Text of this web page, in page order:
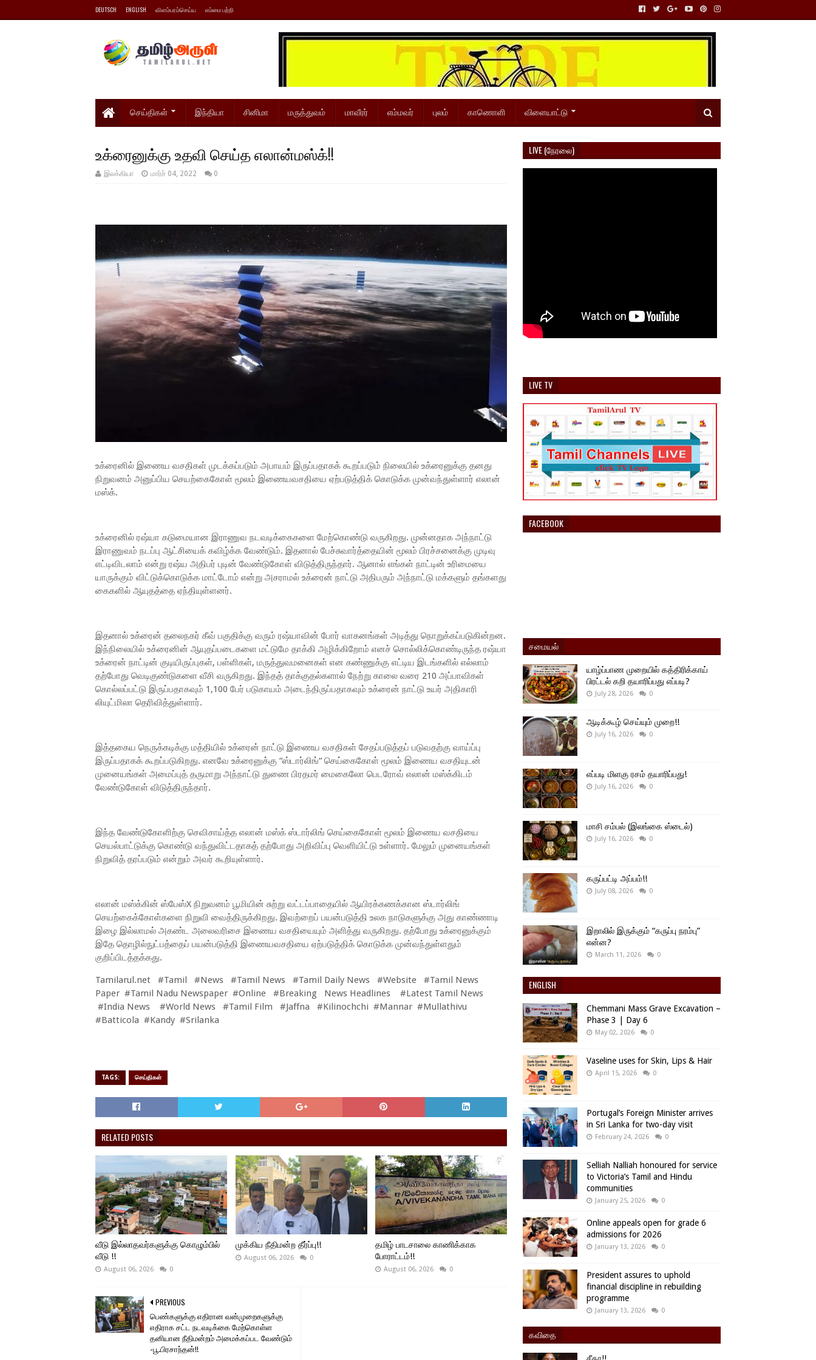
DEUTSCH ENGLISH விளம்பரம்செய்ய எம்மை பற்றி
செய்திகள் இந்தியா சினிமா மருத்துவம் மாவீரர் எம்மவர் புலம் காணொளி விளையாட்டு
உக்ரைனுக்கு உதவி செய்த எலான்மஸ்க்!!
இலக்கியா மார்ச் 04, 2022 0
உக்ரைனில் இணைய வசதிகள் முடக்கப்படும் அபாயம் இருப்பதாகக் கூறப்படும் நிலையில் உக்ரைனுக்கு தனது
நிறுவனம் அனுப்பிய செயற்கைகோள் மூலம் இணையவசதியை ஏற்படுத்திக் கொடுக்க முன்வந்துள்ளார் எலான்
மஸ்க்.
உக்ரைனில் ரஷ்யா கடுமையான இராணுவ நடவடிக்கைகளை மேற்கொண்டு வருகிறது. முன்னதாக அந்நாட்டு
இராணுவம் நடப்பு ஆட்சியைக் கவிழ்க்க வேண்டும். இதனால் பேச்சுவார்த்தையின் மூலம் பிரச்சனைக்கு முடிவு
எட்டிவிடலாம் என்று ரஷ்ய அதிபர் புடின் வேண்டுகோள் விடுத்திருந்தார். ஆனால் எங்கள் நாட்டின் உரிமையை
யாருக்கும் விட்டுக்கொடுக்க மாட்டோம் என்று அசராமல் உக்ரைன் நாட்டு அதிபரும் அந்நாட்டு மக்களும் தங்களது
கைகளில் ஆயுதத்தை ஏந்தியுள்ளனர்.
இதனால் உக்ரைன் தலைநகர் கீவ் பகுதிக்கு வரும் ரஷ்யாவின் போர் வாகனங்கள் அடித்து நொறுக்கப்படுகின்றன.
இந்நிலையில் உக்ரைனின் ஆயுதப்படைகளை மட்டுமே தாக்கி அழிக்கிறோம் எனச் சொல்லிக்கொண்டிருந்த ரஷ்யா
உக்ரைன் நாட்டின் குடியிருப்புகள், பள்ளிகள், மருத்துவமனைகள் என கண்ணுக்கு எட்டிய இடங்களில் எல்லாம்
தற்போது வெடிகுண்டுகளை வீசி வருகிறது. இந்தத் தாக்குதல்களால் நேற்று காலை வரை 210 அப்பாவிகள்
கொல்லப்பட்டு இருப்பதாகவும் 1,100 பேர் படுகாயம் அடைந்திருப்பதாகவும் உக்ரைன் நாட்டு உயர் அதிகாரி
லியுட்மிலா தெரிவித்துள்ளார்.
இத்தகைய நெருக்கடிக்கு மத்தியில் உக்ரைன் நாட்டு இணைய வசதிகள் சேதப்படுத்தப் படுவதற்கு வாய்ப்பு
இருப்பதாகக் கூறப்படுகிறது. எனவே உக்ரைனுக்கு “ஸ்டார்லிங்“ செய்கைகோள் மூலம் இணைய வசதியுடன்
முனையங்கள் அமைப்புத் தருமாறு அந்நாட்டு துணை பிரதமர் மைகைலோ பெடரோவ் எலான் மஸ்க்கிடம்
வேண்டுகோள் விடுத்திருந்தார்.
இந்த வேண்டுகோளிற்கு செவிசாய்த்த எலான் மஸ்க் ஸ்டார்லிங் செய்கைகோள் மூலம் இணைய வசதியை
செயல்பாட்டுக்கு கொண்டு வந்துவிட்டதாகத் தற்போது அறிவிப்பு வெளியிட்டு உள்ளார். மேலும் முனையங்கள்
நிறுவித் தரப்படும் என்றும் அவர் கூறியுள்ளார்.
எலான் மஸ்க்கின் ஸ்பேஸ்X நிறுவனம் பூமியின் சுற்று வட்டப்பாதையில் ஆயிரக்கணக்கான ஸ்டார்லிங்
செயற்கைக்கோள்களை நிறுவி வைத்திருக்கிறது. இவற்றைப் பயன்படுத்தி உலக நாடுகளுக்கு அது காண்ணாடி
இழை இல்லாமல் அகண்ட அலைவரிசை இணைய வசதியையும் அளித்து வருகிறது. தற்போது உக்ரைனுக்கும்
இதே தொழில்நுட்பத்தைப் பயன்படுத்தி இணையவசதியை ஏற்படுத்திக் கொடுக்க முன்வந்துள்ளதும்
குறிப்பிடத்தக்கது.
Tamilarul.net #Tamil #News #Tamil News #Tamil Daily News #Website #Tamil News
Paper #Tamil Nadu Newspaper #Online #Breaking News Headlines #Latest Tamil News
#India News #World News #Tamil Film #Jaffna #Kilinochchi #Mannar #Mullathivu
#Batticola #Kandy #Srilanka
TAGS: செய்திகள்
RELATED POSTS
வீடு இல்லாதவர்களுக்கு கொழும்பில்
வீடு !!
August 06, 2026 0
முக்கிய நீதிமன்ற தீர்ப்பு!!
August 06, 2026 0
தமிழ் பாடசாலை காணிக்காக
போராட்டம்!!
August 06, 2026 0
PREVIOUS
பெண்களுக்கு எதிரான வன்முறைகளுக்கு
எதிராக சட்ட நடவடிக்கை மேற்கொள்ள
தனியான நீதிமன்றம் அமைக்கப்பட வேண்டும்
-பூ.பிரசாந்தன்!!
LIVE (நேரலை)
LIVE TV
FACEBOOK
சமையல்
யாழ்ப்பாண முறையில் கத்திரிக்காய்
பிரட்டல் கறி தயாரிப்பது எப்படி?
July 28, 2026 0
ஆடிக்கூழ் செய்யும் முறை!!
July 16, 2026 0
எப்படி மிளகு ரசம் தயாரிப்பது!
July 16, 2026 0
மாசி சம்பல் (இலங்கை ஸ்டைல்)
July 16, 2026 0
கருப்பட்டி அப்பம்!!
July 08, 2026 0
இறாலில் இருக்கும் “கருப்பு நரம்பு”
என்ன?
March 11, 2026 0
ENGLISH
Chemmani Mass Grave Excavation –
Phase 3 | Day 6
May 02, 2026 0
Vaseline uses for Skin, Lips & Hair
April 15, 2026 0
Portugal’s Foreign Minister arrives
in Sri Lanka for two-day visit
February 24, 2026 0
Selliah Nalliah honoured for service
to Victoria’s Tamil and Hindu
communities
January 25, 2026 0
Online appeals open for grade 6
admissions for 2026
January 13, 2026 0
President assures to uphold
financial discipline in rebuilding
programme
January 13, 2026 0
கவிதை